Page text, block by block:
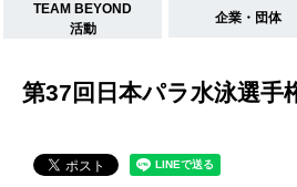
TEAM BEYOND
活動
企業・団体
第37回日本パラ水泳選手